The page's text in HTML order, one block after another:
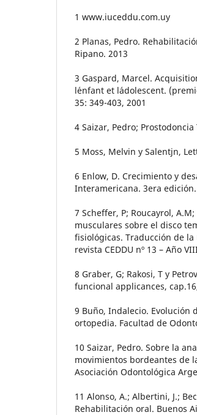
1 www.iuceddu.com.uy
2 Planas, Pedro.
Ripano. 2013
3 Gaspard, Marcel.
l´enfant et l´adolescent.
35: 349-403, 2001
4 Saizar, Pedro;
5 Moss, Melvin y Salentjn,
6 Enlow, D. Crecimiento y
Interamericana. 3era edición.
7 Scheffer, P; Roucayrol,
musculares sobre el disco
fisiológicas. Traducción de
revista CEDDU nº 13 – Año
8 Graber, G; Rakosi, T y
funcional applicances,
9 Buño, Indalecio. Evolución
ortopedia. Facultad de
10 Saizar, Pedro. Sobre la
movimientos bordeantes de
Asociación Odontológica
11 Alonso, A.; Albertini, J.;
Rehabilitación oral. Buenos